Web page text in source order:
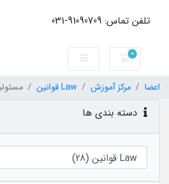
تلفن تماس: 91090709-031
0 کارت خرید
اعضا مرکز آموزش Law قوانین
دسته بندی ها